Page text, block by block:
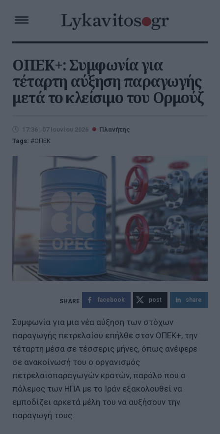
ΟΠΕΚ+: Συμφωνία για
τέταρτη αύξηση παραγωγής
μετά το κλείσιμο του Ορμούζ
17:36 | 07 Ιουνίου 2026
Πλανήτης
Tags:
ΟΠΕΚ
facebook post share
Συμφωνία για μια νέα αύξηση των στόχων
παραγωγής πετρελαίου επήλθε στον ΟΠΕΚ+, την
τέταρτη μέσα σε τέσσερις μήνες, όπως ανέφερε
σε ανακοίνωσή του ο οργανισμός
πετρελαιοπαραγωγών κρατών, παρόλο που ο
πόλεμος των ΗΠΑ με το Ιράν εξακολουθεί να
εμποδίζει αρκετά μέλη του να αυξήσουν την
παραγωγή τους.